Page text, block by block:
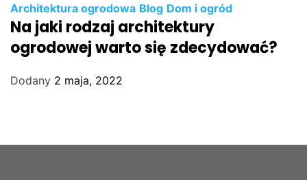
Architektura ogrodowa Blog Dom i ogród
Na jaki rodzaj architektury
ogrodowej warto się zdecydować?
Dodany 2 maja, 2022